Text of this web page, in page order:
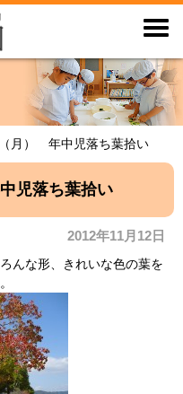

月） 年中児落ち葉拾い
児落ち葉拾い
2012年11月12日
んな形、きれいな色の葉を